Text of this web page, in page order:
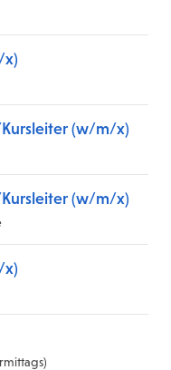
x)
(w/m/x)
(w/m/x)
x)